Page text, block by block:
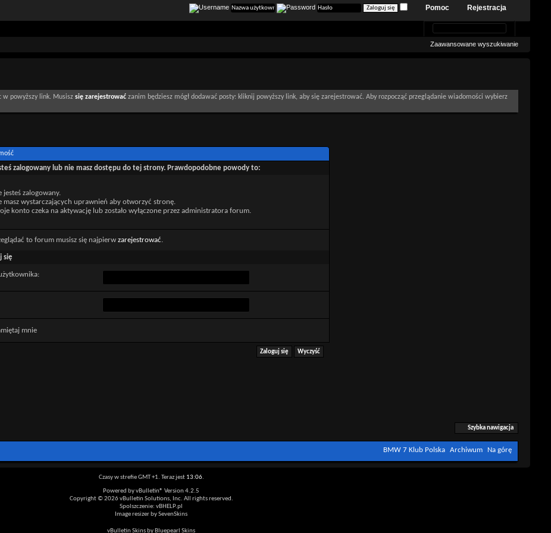
Rejestracja
Pomoc
Zaawansowane wyszukiwanie
w powyższy link. Musisz się zarejestrować zanim będziesz mógł dodawać posty: kliknij powyższy link, aby się zarejestrować. Aby rozpocząć przeglądanie wiadomości wybierz
zalogowany lub nie masz dostępu do tej strony. Prawdopodobne powody to:
jesteś zalogowany.
masz wystarczających uprawnień aby otworzyć stronę.
konto czeka na aktywację lub zostało wyłączone przez administratora forum.
to forum musisz się najpierw zarejestrować.
się
mnie
Szybka nawigacja
BMW 7 Klub Polska Archiwum Na górę
Czasy w strefie GMT +1. Teraz jest 13:06.
Powered by vBulletin® Version 4.2.5
Copyright © 2026 vBulletin Solutions, Inc. All rights reserved.
Spolszczenie: vBHELP.pl
Image resizer by SevenSkins
vBulletin Skins by Bluepearl Skins